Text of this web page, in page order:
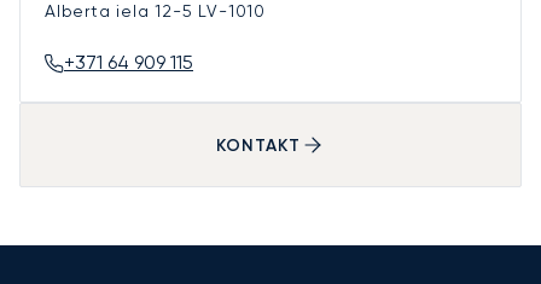
Alberta iela 12-5 LV-1010
+371 64 909 115
KONTAKT